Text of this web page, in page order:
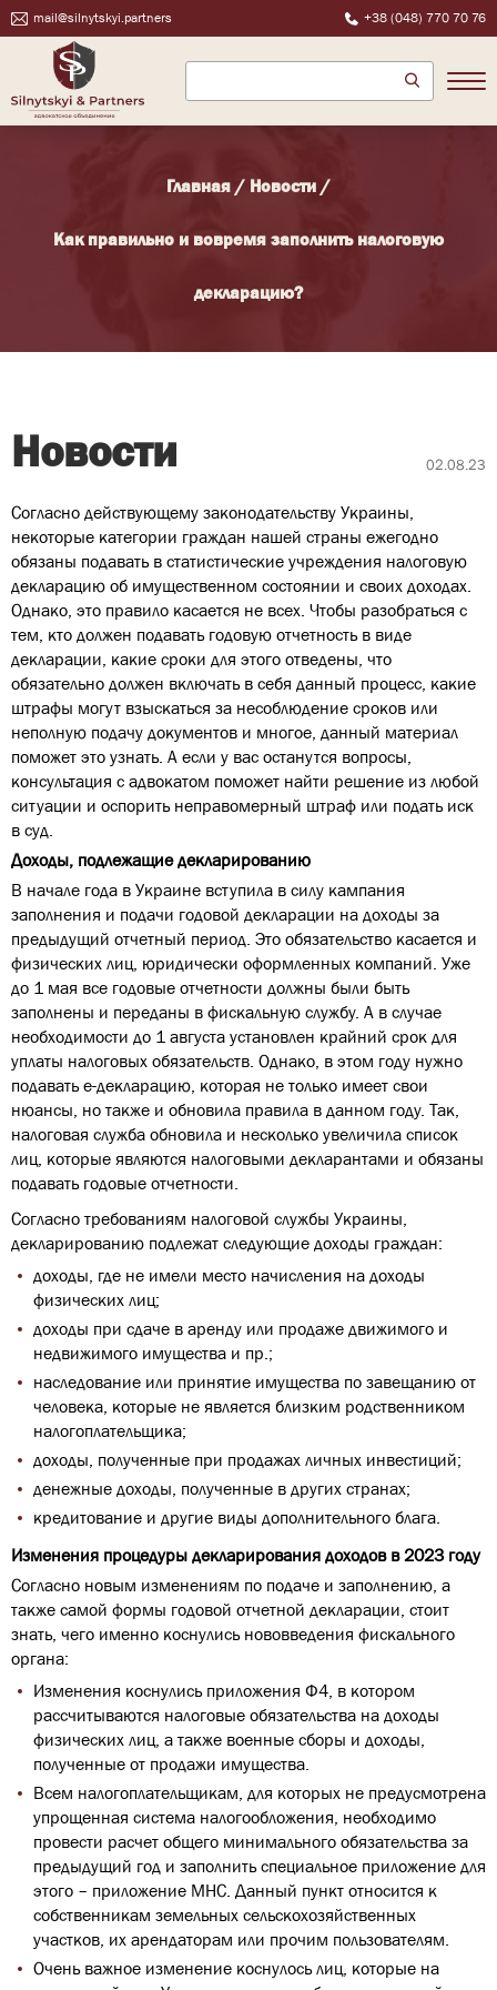
mail@silnytskyi.partners +38 (048) 770 70 76
Главная / Новости /
Как правильно и вовремя заполнить налоговую
декларацию?
Новости 02.08.23
Согласно действующему законодательству Украины,
некоторые категории граждан нашей страны ежегодно
обязаны подавать в статистические учреждения налоговую
декларацию об имущественном состоянии и своих доходах.
Однако, это правило касается не всех. Чтобы разобраться с
тем, кто должен подавать годовую отчетность в виде
декларации, какие сроки для этого отведены, что
обязательно должен включать в себя данный процесс, какие
штрафы могут взыскаться за несоблюдение сроков или
неполную подачу документов и многое, данный материал
поможет это узнать. А если у вас останутся вопросы,
консультация с адвокатом поможет найти решение из любой
ситуации и оспорить неправомерный штраф или подать иск
в суд.
Доходы, подлежащие декларированию
В начале года в Украине вступила в силу кампания
заполнения и подачи годовой декларации на доходы за
предыдущий отчетный период. Это обязательство касается и
физических лиц, юридически оформленных компаний. Уже
до 1 мая все годовые отчетности должны были быть
заполнены и переданы в фискальную службу. А в случае
необходимости до 1 августа установлен крайний срок для
уплаты налоговых обязательств. Однако, в этом году нужно
подавать е-декларацию, которая не только имеет свои
нюансы, но также и обновила правила в данном году. Так,
налоговая служба обновила и несколько увеличила список
лиц, которые являются налоговыми декларантами и обязаны
подавать годовые отчетности.
Согласно требованиям налоговой службы Украины,
декларированию подлежат следующие доходы граждан:
доходы, где не имели место начисления на доходы
физических лиц;
доходы при сдаче в аренду или продаже движимого и
недвижимого имущества и пр.;
наследование или принятие имущества по завещанию от
человека, которые не является близким родственником
налогоплательщика;
доходы, полученные при продажах личных инвестиций;
денежные доходы, полученные в других странах;
кредитование и другие виды дополнительного блага.
Изменения процедуры декларирования доходов в 2023 году
Согласно новым изменениям по подаче и заполнению, а
также самой формы годовой отчетной декларации, стоит
знать, чего именно коснулись нововведения фискального
органа:
Изменения коснулись приложения Ф4, в котором
рассчитываются налоговые обязательства на доходы
физических лиц, а также военные сборы и доходы,
полученные от продажи имущества.
Всем налогоплательщикам, для которых не предусмотрена
упрощенная система налогообложения, необходимо
провести расчет общего минимального обязательства за
предыдущий год и заполнить специальное приложение для
этого – приложение МНС. Данный пункт относится к
собственникам земельных сельскохозяйственных
участков, их арендаторам или прочим пользователям.
Очень важное изменение коснулось лиц, которые на